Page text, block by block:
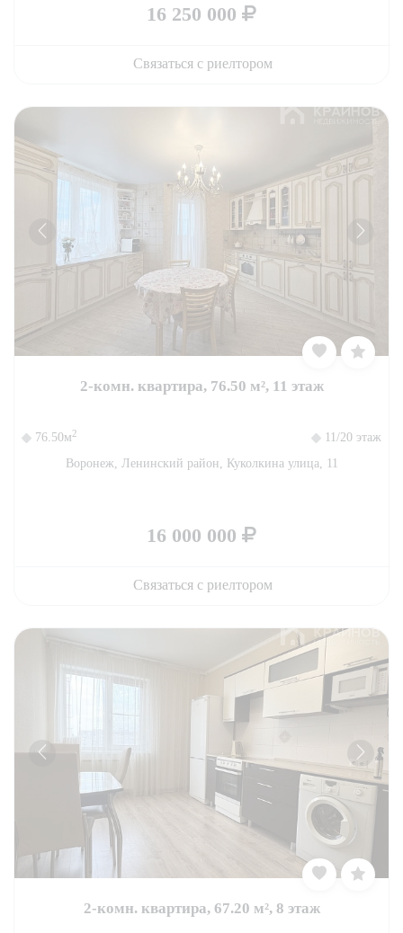
16 250 000
Связаться с риелтором
2-комн. квартира, 76.50 м², 11 этаж
76.50м2
11/20 этаж
Воронеж, Ленинский район, Куколкина улица, 11
16 000 000
Связаться с риелтором
2-комн. квартира, 67.20 м², 8 этаж